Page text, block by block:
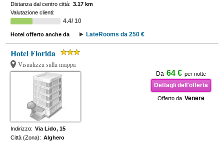
Distanza dal centro città: 3.17 km
Valutazione clienti:
4.4/ 10
Hotel offerto anche da LateRooms da 250 €
Hotel Florida
Visualizza sulla mappa
Da 64 € per notte
Dettagli dell'offerta
Offerto da Venere
Indirizzo: Via Lido, 15
Città (Zona): Alghero